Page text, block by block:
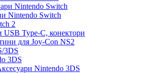
Nintendo Switch
Nintendo Switch
2
USB Type-C, конектори
для Joy-Con NS2
3DS
3DS
Nintendo 3DS